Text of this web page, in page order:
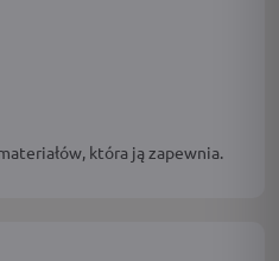
która ją zapewnia.